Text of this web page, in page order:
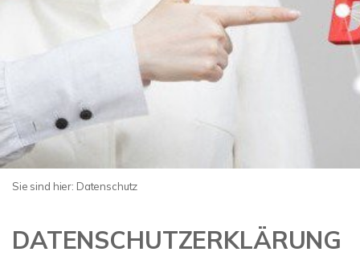
Sie sind hier: Datenschutz
DATENSCHUTZERKLÄRUNG